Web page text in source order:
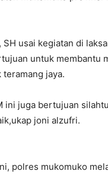
usai kegiatan di
untuk membantu
teramang jaya.
ini juga bertujuan
joni alzufri.
polres mukomuko